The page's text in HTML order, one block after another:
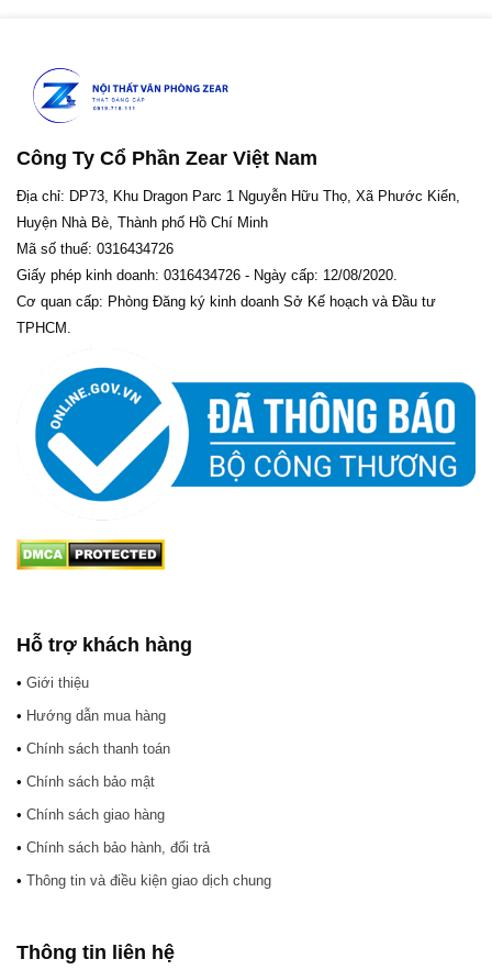
Công Ty Cổ Phần Zear Việt Nam
Địa chỉ: DP73, Khu Dragon Parc 1 Nguyễn Hữu Thọ, Xã Phước Kiển,
Huyện Nhà Bè, Thành phố Hồ Chí Minh
Mã số thuế: 0316434726
Giấy phép kinh doanh: 0316434726 - Ngày cấp: 12/08/2020.
Cơ quan cấp: Phòng Đăng ký kinh doanh Sở Kế hoạch và Đầu tư
TPHCM.
Hỗ trợ khách hàng
• Giới thiệu
• Hướng dẫn mua hàng
• Chính sách thanh toán
• Chính sách bảo mật
• Chính sách giao hàng
• Chính sách bảo hành, đổi trả
• Thông tin và điều kiện giao dịch chung
Thông tin liên hệ